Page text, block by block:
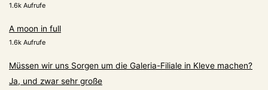
1.6k Aufrufe
A moon in full
1.6k Aufrufe
Müssen wir uns Sorgen um die Galeria-Filiale in Kleve machen?
Ja, und zwar sehr große